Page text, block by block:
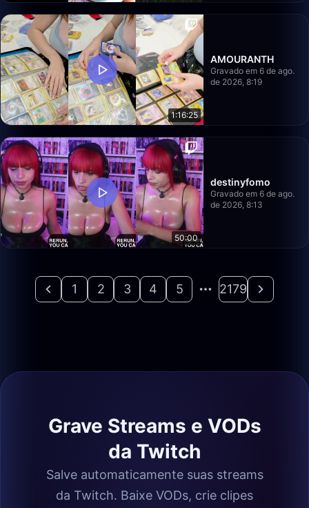
1:16:25
AMOURANTH
Gravado em 6 de ago.
de 2026, 8:19
50:00
destinyfomo
Gravado em 6 de ago.
de 2026, 8:13
1 2 3 4 5 2179
Grave Streams e VODs
da Twitch
Salve automaticamente suas streams
da Twitch. Baixe VODs, crie clipes